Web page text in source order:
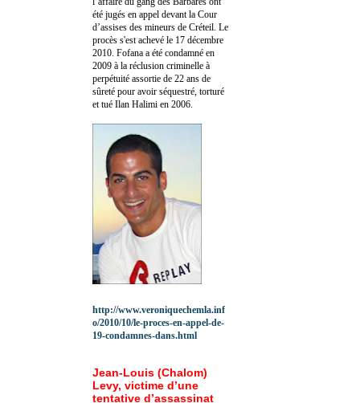
été jugés en appel devant la Cour
d’assises des mineurs de Créteil. Le
procès s'est achevé le 17 décembre
2010. Fofana a été condamné en
2009 à la réclusion criminelle à
perpétuité assortie de 22 ans de
sûreté pour avoir séquestré, torturé
et tué Ilan Halimi en 2006.
http://www.veroniquechemla.inf
o/2010/10/le-proces-en-appel-de-
19-condamnes-dans.html
Jean-Louis (Chalom)
Levy, victime d’une
tentative d’assassinat